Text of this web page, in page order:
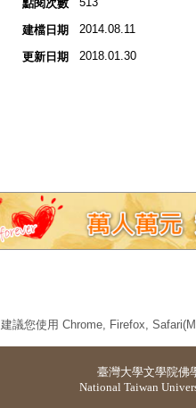
點閱次數
建檔日期 2014.08.11
更新日期 2018.01.30
建議您使用 Chrome, Firefox,
臺灣大學文學院佛
National Taiwan